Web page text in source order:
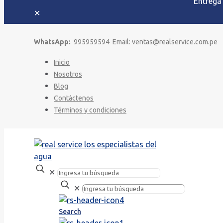
✕
WhatsApp: 995959594 Email: ventas@realservice.com.pe
Inicio
Nosotros
Blog
Contáctenos
Términos y condiciones
✕
✕
Search